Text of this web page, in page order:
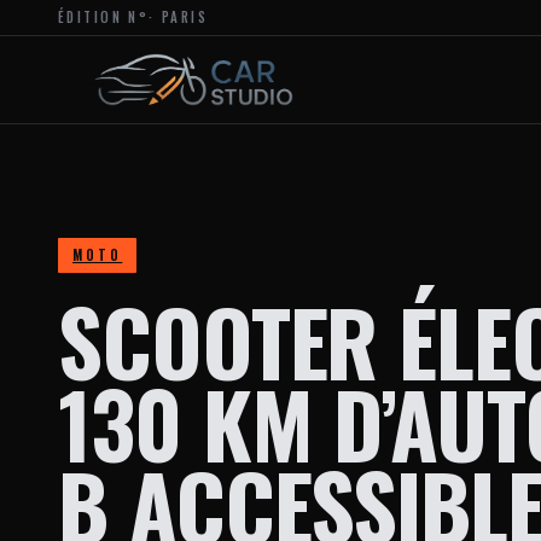
ÉDITION N°
MAGAZINE
DÉDIÉ
L’ACTUALITÉ
LA
ET
AUX
TENDANCES
CRÉATIVES
DANS
L’UNIVERS
VÉHICULES.
LE
SITE
PROPOSE
· PARIS
MOTO
SCOOTER
130 KM
B